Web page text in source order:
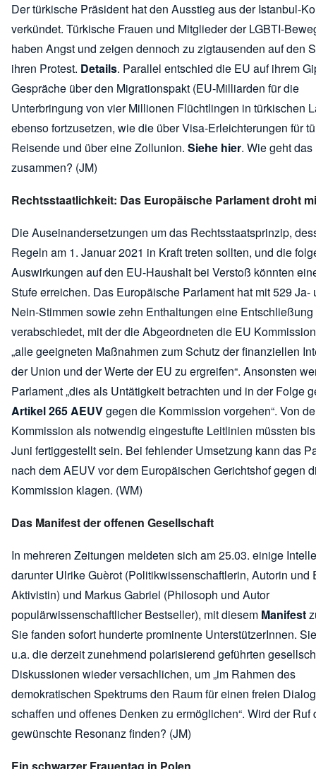
Der türkische Präsident hat den Ausstieg aus der Istanbul-
verkündet. Türkische Frauen und Mitglieder der LGBTI-
haben Angst und zeigen dennoch zu zigtausenden auf den
ihren Protest. Details. Parallel entschied die EU auf ihrem
Gespräche über den Migrationspakt (EU-Milliarden für die
Unterbringung von vier Millionen Flüchtlingen in türkischen
ebenso fortzusetzen, wie die über Visa-Erleichterungen für
Reisende und über eine Zollunion. Siehe hier. Wie geht das
zusammen? (JM)
Rechtsstaatlichkeit: Das Europäische Parlament droht
Die Auseinandersetzungen um das Rechtsstaatsprinzip,
Regeln am 1. Januar 2021 in Kraft treten sollten, und die
Auswirkungen auf den EU-Haushalt bei Verstoß könnten
Stufe erreichen. Das Europäische Parlament hat mit 529 Ja-
Nein-Stimmen sowie zehn Enthaltungen eine Entschließung
verabschiedet, mit der die Abgeordneten die EU
„alle geeigneten Maßnahmen zum Schutz der finanziellen
der Union und der Werte der EU zu ergreifen“. Ansonsten
Parlament „dies als Untätigkeit betrachten und in der Folge
Artikel 265 AEUVgegen die Kommission vorgehen“. Von
Kommission als notwendig eingestufte Leitlinien müssten
Juni fertiggestellt sein. Bei fehlender Umsetzung kann das
nach dem AEUV vor dem Europäischen Gerichtshof gegen
Kommission klagen. (WM)
Das Manifest der offenen Gesellschaft
In mehreren Zeitungen meldeten sich am 25.03. einige
darunter Ulrike Guèrot (Politikwissenschaftlerin, Autorin und
Aktivistin) und Markus Gabriel (Philosoph und Autor
populärwissenschaftlicher Bestseller), mit diesem Manifest
Sie fanden sofort hunderte prominente UnterstützerInnen.
u.a. die derzeit zunehmend polarisierend geführten
Diskussionen wieder versachlichen, um „im Rahmen des
demokratischen Spektrums den Raum für einen freien
schaffen und offenes Denken zu ermöglichen“. Wird der Ruf
gewünschte Resonanz finden? (JM)